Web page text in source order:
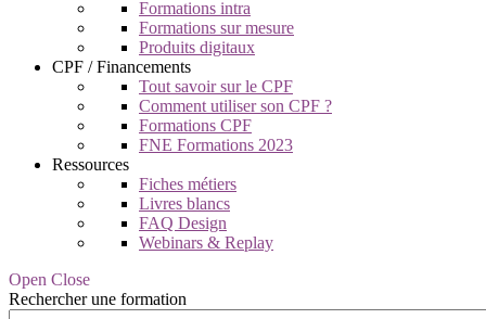
Formations intra
Formations sur mesure
Produits digitaux
CPF / Financements
Tout savoir sur le CPF
Comment utiliser son CPF ?
Formations CPF
FNE Formations 2023
Ressources
Fiches métiers
Livres blancs
FAQ Design
Webinars & Replay
Open Close
Rechercher une formation